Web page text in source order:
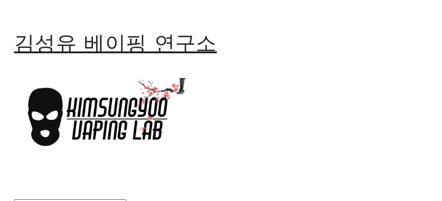
김성유 베이핑 연구소